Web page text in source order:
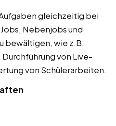
gleichzeitig bei
Nebenjobs und
bewältigen, wie z.B.
von Live-
von Schülerarbeiten.